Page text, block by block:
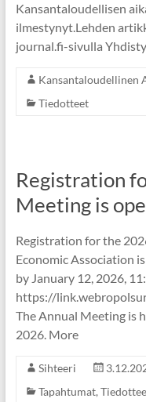
Kansantaloudellisen
ilmestynyt.Lehden
journal.fi-sivulla
Kansantaloudellinen
Tiedotteet
Registration
Meeting is
Registration for the
Economic Association
by January 12, 2026,
https://
The Annual Meeting is
2026. More
Sihteeri
Tapahtumat,